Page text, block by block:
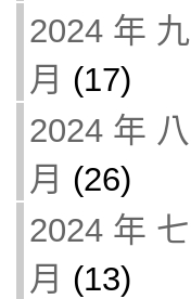
2024 年 九
月 (17)
2024 年 八
月 (26)
2024 年 七
月 (13)